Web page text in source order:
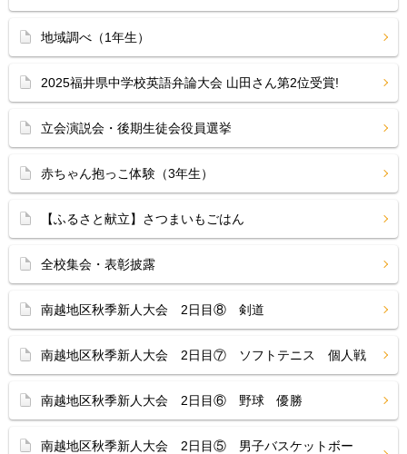
地域調べ（1年生）
2025福井県中学校英語弁論大会 山田さん第2位受賞!
立会演説会・後期生徒会役員選挙
赤ちゃん抱っこ体験（3年生）
【ふるさと献立】さつまいもごはん
全校集会・表彰披露
南越地区秋季新人大会 2日目⑧ 剣道
南越地区秋季新人大会 2日目⑦ ソフトテニス 個人戦
南越地区秋季新人大会 2日目⑥ 野球 優勝
南越地区秋季新人大会 2日目⑤ 男子バスケットボー